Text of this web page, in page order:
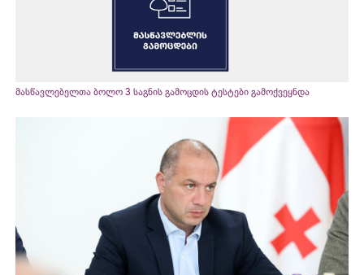
მასწავლებელთა ბოლო 3 საგნის გამოცდის ტესტები გამოქვეყნდა